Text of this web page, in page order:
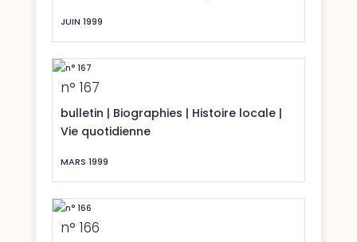
JUIN 1999
n° 167
bulletin | Biographies | Histoire locale|
Vie quotidienne
MARS 1999
n° 166